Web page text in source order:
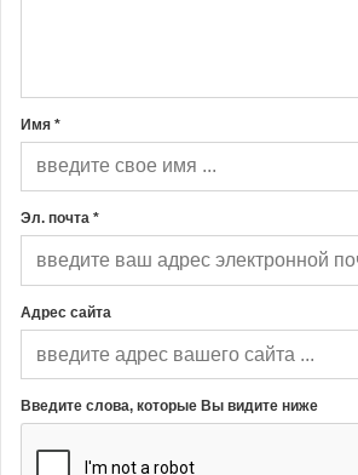
Имя *
Эл. почта *
Адрес сайта
Введите слова, которые Вы видите ниже